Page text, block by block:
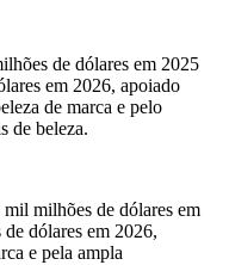
de dólares em 2025
em 2026, apoiado
de marca e pelo
de beleza.
milhões de dólares em
dólares em 2026,
e pela ampla